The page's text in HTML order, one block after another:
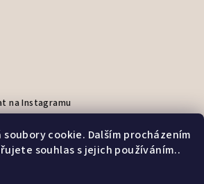
cookie. Dalším procházením
souhlas s jejich používáním..
na Instagramu